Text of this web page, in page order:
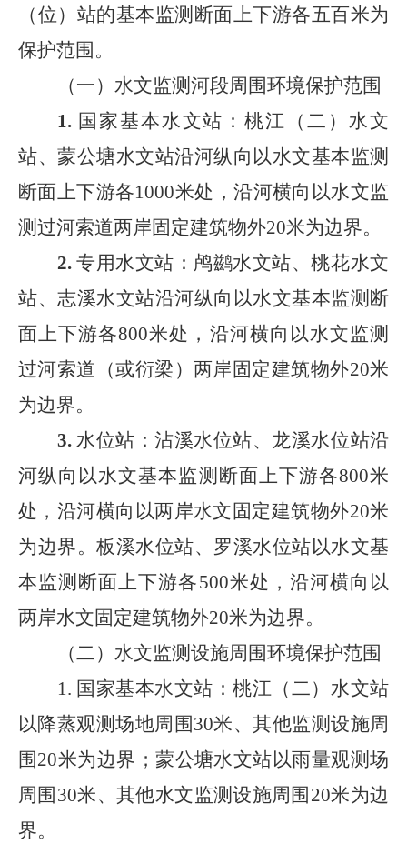
（位）站的基本监测断面上下游各五百米为
保护范围。
（一） 水文监测河段周围环境保护范围
1. 国家基本水文站：桃江（二）水文
站、蒙公塘水文站沿河纵向以水文基本监测
断面上下游各1000米处，沿河横向以水文监
测过河索道两岸固定建筑物外20米为边界。
2.专用水文站： 鸬鹚水文站、桃花水文
站、志溪水文站沿河纵向以水文基本监测断
面上下游各800米处，沿河横向以水文监测
过河索道（或衍梁）两岸固定建筑物外20米
为边界。
3.水位站：沾溪水位站、龙溪水位站沿
河纵向以水文基本监测断面上下游各800米
处，沿河横向以两岸水文固定建筑物外20米
为边界。板溪水位站、罗溪水位站以水文基
本监测断面上下游各500米处，沿河横向以
两岸水文固定建筑物外20米为边界。
（二）水文监测设施周围环境保护范围
1. 国家基本水文站：桃江（二）水文站
以降蒸观测场地周围30米、其他监测设施周
围20米为边界；蒙公塘水文站以雨量观测场
周围 30米、其他水文监测设施周围 20米为边
界。